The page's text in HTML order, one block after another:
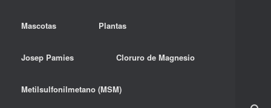
Mascotas Plantas
Josep Pamies Cloruro de Magnesio
Metilsulfonilmetano (MSM)